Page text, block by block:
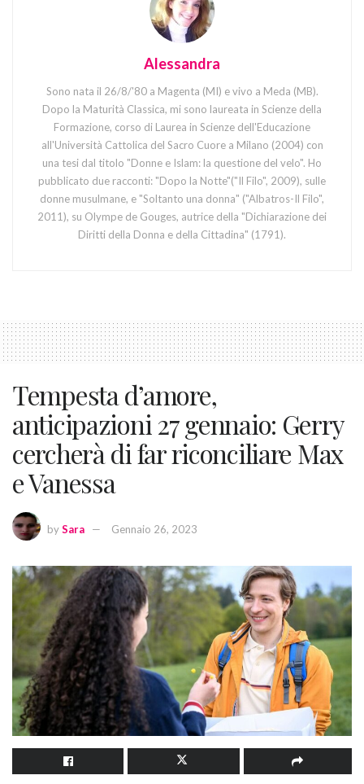
Alessandra
Sono nata il 26/8/'80 a Magenta (MI) e vivo a Meda (MB).
Dopo la Maturità Classica, mi sono laureata in Scienze della
Formazione, corso di Laurea in Scienze dell'Educazione
all'Università Cattolica del Sacro Cuore a Milano (2004) con
una tesi dal titolo "Donne e Islam: la questione del velo". Ho
pubblicato due racconti: "Dopo la Notte"("Il Filo", 2009), sulle
donne musulmane, e "Soltanto una donna" ("Albatros-Il Filo",
2011), su Olympe de Gouges, autrice della "Dichiarazione dei
Diritti della Donna e della Cittadina" (1791).
Tempesta d’amore,
anticipazioni 27 gennaio: Gerry
cercherà di far riconciliare Max
e Vanessa
bySara Gennaio 26, 2023